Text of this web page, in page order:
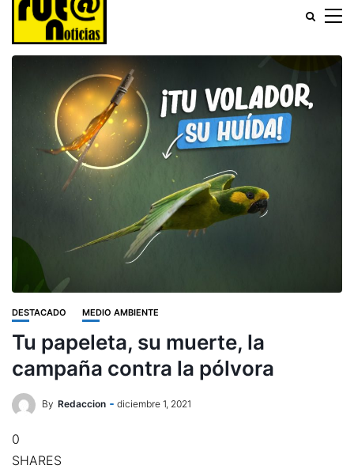
DESTACADO MEDIO AMBIENTE
Tu papeleta, su muerte, la
campaña contra la pólvora
By Redaccion diciembre 1, 2021
0
SHARES